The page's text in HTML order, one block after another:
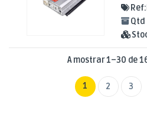
Ref:
Qtd
A mostrar 1–30 de
1 2 3